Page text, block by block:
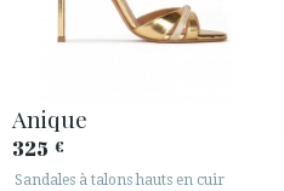
Anique
325 €
Sandales à talons hauts en cuir